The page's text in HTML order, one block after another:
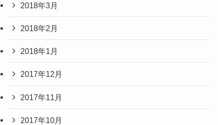
2018年3月
2018年2月
2018年1月
2017年12月
2017年11月
2017年10月